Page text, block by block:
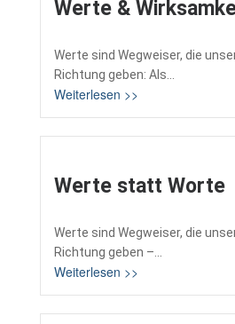
Werte &
Werte sind Wegweiser, die
Richtung geben: Als...
Weiterlesen >>
Werte statt Worte
Werte sind Wegweiser, die
Richtung geben –...
Weiterlesen >>